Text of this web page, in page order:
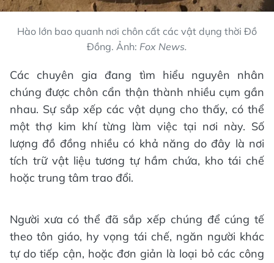
Hào lớn bao quanh nơi chôn cất các vật dụng thời Đồ
Đồng. Ảnh: Fox News.
Các chuyên gia đang tìm hiểu nguyên nhân
chúng được chôn cẩn thận thành nhiều cụm gần
nhau. Sự sắp xếp các vật dụng cho thấy, có thể
một thợ kim khí từng làm việc tại nơi này. Số
lượng đồ đồng nhiều có khả năng do đây là nơi
tích trữ vật liệu tương tự hầm chứa, kho tái chế
hoặc trung tâm trao đổi.
Người xưa có thể đã sắp xếp chúng để cúng tế
theo tôn giáo, hy vọng tái chế, ngăn người khác
tự do tiếp cận, hoặc đơn giản là loại bỏ các công